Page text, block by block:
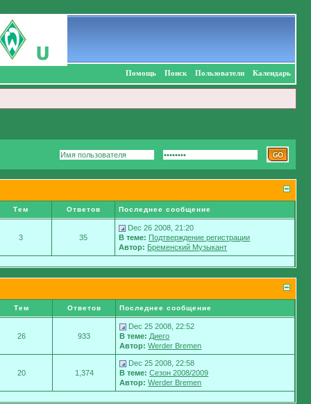
Помощь Поиск Пользователи Календарь
Тем Ответов Последнее сообщение
3 35
Dec 26 2008, 21:20
В теме: Подтверждение регистрации
Автор: Бременский Музыкант
Тем Ответов Последнее сообщение
26 933
Dec 25 2008, 22:52
В теме: Диего
Автор: Werder Bremen
20 1,374
Dec 25 2008, 22:58
В теме: Сезон 2008/2009
Автор: Werder Bremen